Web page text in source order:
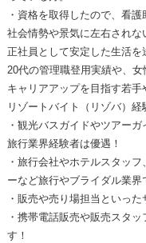
・資格を取得したので、看
社会情勢や景気に左右されな
正社員として安定した生活を
20代の管理職登用実績や、女
キャリアアップを目指す若
リゾートバイト（リゾバ）
・観光バスガイドやツアー
旅行業界経験者は優遇！
・旅行会社やホテルスタッ
ーなど旅行やブライダル業界
・販売や売り場担当といっ
・携帯電話販売や販売スタ
す！